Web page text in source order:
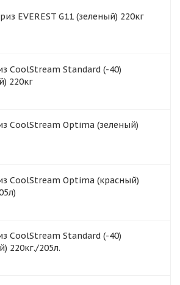
EVEREST G11 (зеленый) 220кг
CoolStream Standard (-40)
220кг
CoolStream Optima (зеленый)
CoolStream Optima (красный)
CoolStream Standard (-40)
220кг./205л.